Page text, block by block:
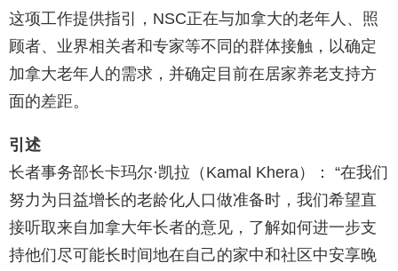
这项工作提供指引，NSC正在与加拿大的老年人、照
顾者、业界相关者和专家等不同的群体接触，以确定
加拿大老年人的需求，并确定目前在居家养老支持方
面的差距。
引述
长者事务部长卡玛尔·凯拉（Kamal Khera）： “在我们
努力为日益增长的老龄化人口做准备时，我们希望直
接听取来自加拿大年长者的意见，了解如何进一步支
持他们尽可能长时间地在自己的家中和社区中安享晚